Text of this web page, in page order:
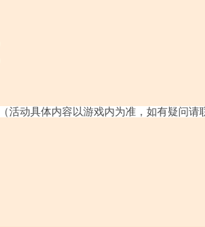
（活动具体内容以游戏内为准，如有疑问